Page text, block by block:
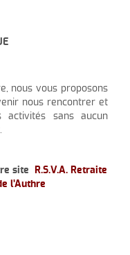
nous vous proposons
nous rencontrer et
activités sans aucun
votre part.
site R.S.V.A. Retraite
l’Authre